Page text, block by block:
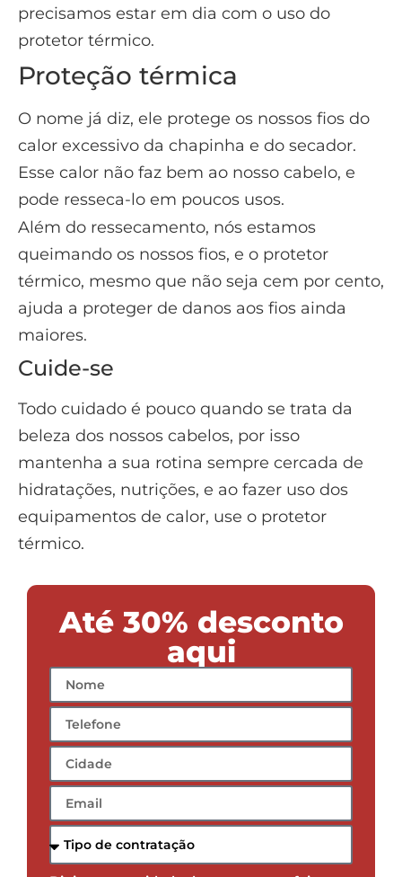
queimando os nossos fios, e o protetor
ajuda a proteger de danos aos fios ainda
maiores.
Cuide-se
Todo cuidado é pouco quando se trata da
beleza dos nossos cabelos, por isso
mantenha a sua rotina sempre cercada de
hidratações, nutrições, e ao fazer uso dos
equipamentos de calor, use o protetor
térmico.
Até 30% desconto
aqui
Digite a quantidade de pessoas por faixa
etárias de idade